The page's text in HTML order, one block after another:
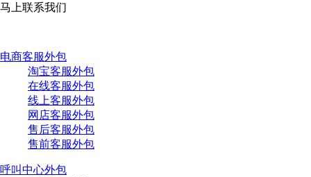
马上联系我们
电商客服外包
淘宝客服外包
在线客服外包
线上客服外包
网店客服外包
售后客服外包
售前客服外包
呼叫中心外包